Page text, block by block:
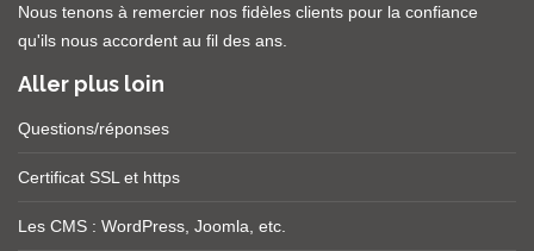
Nous tenons à remercier nos fidèles clients pour la confiance
qu'ils nous accordent au fil des ans.
Aller plus loin
Questions/réponses
Certificat SSL et https
Les CMS : WordPress Joomla , etc.